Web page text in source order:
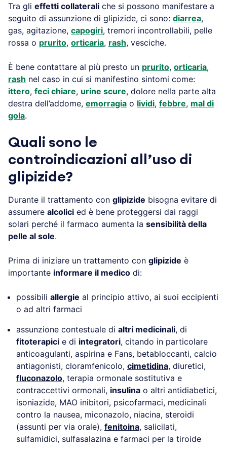
Tra gli effetti collaterali che si possono manifestare a
seguito di assunzione di glipizide, ci sono: diarrea,
gas, agitazione, capogiri, tremori incontrollabili, pelle
rossa o prurito, orticaria, rash, vesciche.
È bene contattare al più presto un prurito, orticaria,
rash nel caso in cui si manifestino sintomi come:
ittero, feci chiare, urine scure, dolore nella parte alta
destra dell’addome, emorragia o lividi, febbre, mal di
gola.
Quali sono le
controindicazioni all’uso di
glipizide?
Durante il trattamento con glipizide bisogna evitare di
assumere alcolici ed è bene proteggersi dai raggi
solari perché il farmaco aumenta la sensibilità della
pelle al sole.
Prima di iniziare un trattamento con glipizide è
importante informare il medico di:
possibili allergie al principio attivo, ai suoi eccipienti
o ad altri farmaci
assunzione contestuale di altri medicinali, di
fitoterapici e di integratori, citando in particolare
anticoagulanti, aspirina e Fans, betabloccanti, calcio
antiagonisti, cloramfenicolo, cimetidina, diuretici,
fluconazolo, terapia ormonale sostitutiva e
contraccettivi ormonali, insulina o altri antidiabetici,
isoniazide, MAO inibitori, psicofarmaci, medicinali
contro la nausea, miconazolo, niacina, steroidi
(assunti per via orale), fenitoina, salicilati,
sulfamidici, sulfasalazina e farmaci per la tiroide